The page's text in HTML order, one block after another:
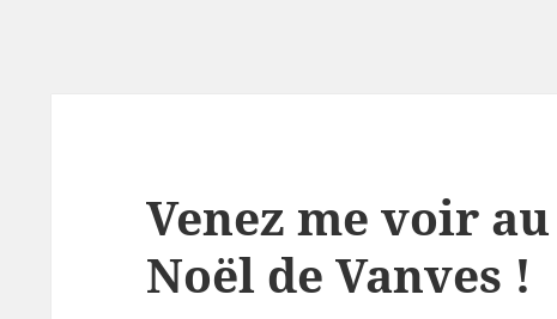
Venez me voir
Noël de Vanves !